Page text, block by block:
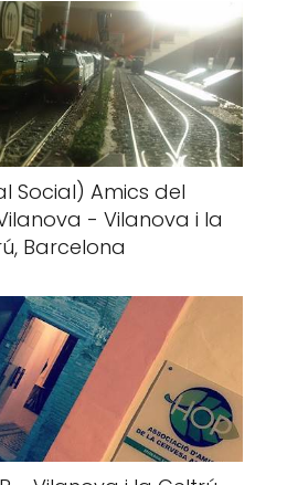
Social) Amics del
- Vilanova i la
Barcelona